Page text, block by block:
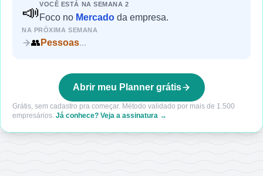
📣VOCÊ ESTÁ NA SEMANA2
Foco no Mercado da empresa.
NA PRÓXIMA SEMANA
👥 Pessoas...
Grátis, sem cadastro pra começar. Método validado por mais de 1.500
empresários. Já conhece? Veja a assinatura →
Abrir meu Planner grátis